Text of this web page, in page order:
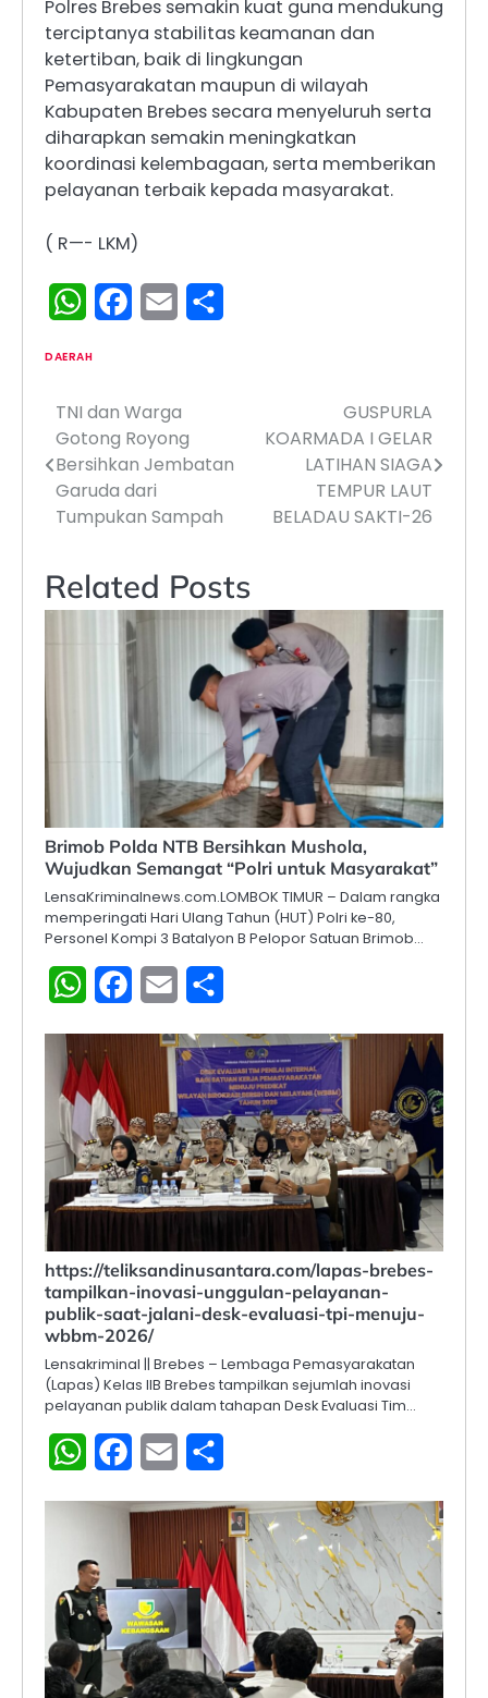
Polres Brebes semakin kuat guna mendukung
terciptanya stabilitas keamanan dan
ketertiban, baik di lingkungan
Pemasyarakatan maupun di wilayah
Kabupaten Brebes secara menyeluruh serta
diharapkan semakin meningkatkan
koordinasi kelembagaan, serta memberikan
pelayanan terbaik kepada masyarakat.
( R—- LKM)
WhatsAppFacebook
Email
DAERAH
Navigasi
pos
TNI dan Warga
Gotong Royong
Bersihkan Jembatan
Garuda dari
Tumpukan Sampah
GUSPURLA
KOARMADA I GELAR
LATIHAN SIAGA
TEMPUR LAUT
BELADAU SAKTI-26
Related Posts
Brimob Polda NTB Bersihkan Mushola,
Wujudkan Semangat “Polri untuk Masyarakat”
LensaKriminalnews.com.LOMBOK TIMUR – Dalam rangka
memperingati Hari Ulang Tahun (HUT) Polri ke-80,
Personel Kompi 3 Batalyon B Pelopor Satuan Brimob…
WhatsAppFacebook
Email
https://teliksandinusantara.com/lapas-brebes-
tampilkan-inovasi-unggulan-pelayanan-
publik-saat-jalani-desk-evaluasi-tpi-menuju-
wbbm-2026/
Lensakriminal || Brebes – Lembaga Pemasyarakatan
(Lapas) Kelas IIB Brebes tampilkan sejumlah inovasi
pelayanan publik dalam tahapan Desk Evaluasi Tim…
WhatsAppFacebook
Email